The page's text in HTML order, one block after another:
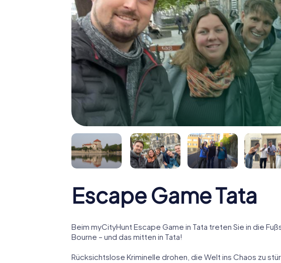
Escape Game Tata
Beim myCityHunt Escape Game in Tata treten Sie in die
Bourne – und das mitten in Tata!
Rücksichtslose Kriminelle drohen, die Welt ins Chaos zu